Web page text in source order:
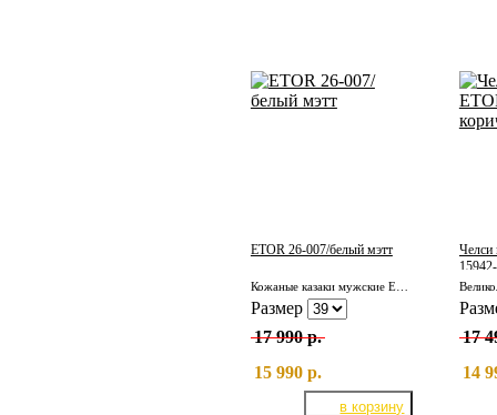
ETOR 26-007/белый мэтт
Кожаные казаки мужские ETOR 26-007/белый мэтт
Размер
17 990 р.
15 990 р.
Челси
17
14